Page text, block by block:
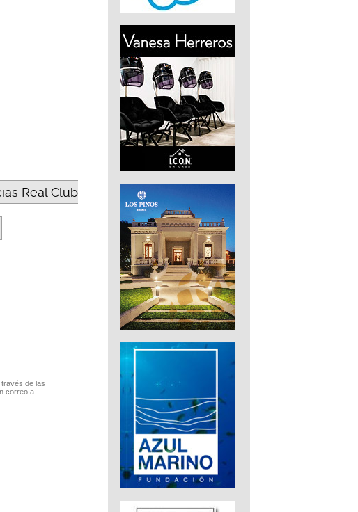
Real Club
de las
correo a